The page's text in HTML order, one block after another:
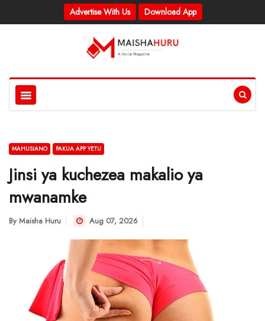
Advertise With Us Download App
MAHUSIANO PAKUA APP YETU
Jinsi ya kuchezea makalio ya
mwanamke
By Maisha Huru Aug 07, 2026